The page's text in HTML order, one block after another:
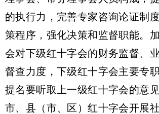
的执行力，完善专家咨询论证制
策程序，强化决策和监督职能。
会对下级红十字会的财务监督、
督查力度，下级红十字会主要专
提名要听取上一级红十字会的意
市、县（市、区）红十字会开展